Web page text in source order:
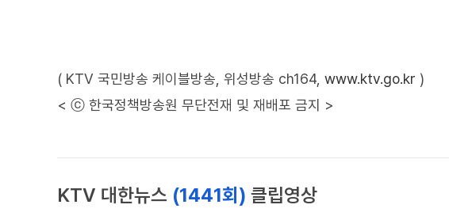
( KTV 국민방송 케이블방송, 위성방송 ch164, www.ktv.go.kr )
< ⓒ 한국정책방송원 무단전재 및 재배포 금지 >
KTV 대한뉴스 (1441회) 클립영상